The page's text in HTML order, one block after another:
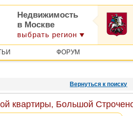
Недвижимость
в Москве
выбрать регион
ФОРУМ
Вернуться к поиску
квартиры, Большой